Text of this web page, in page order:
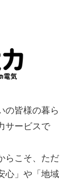
の皆様の暮ら
サービスで
らこそ、ただ
心」や「地域